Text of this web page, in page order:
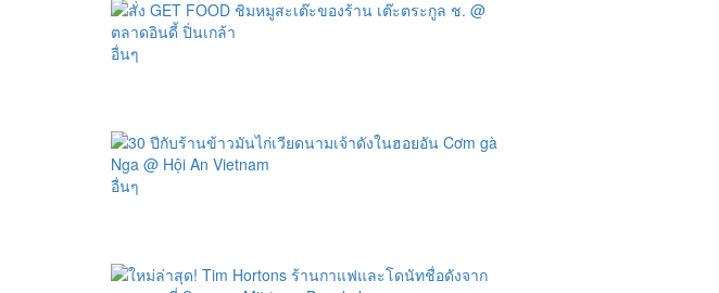
อื่นๆ
อื่นๆ